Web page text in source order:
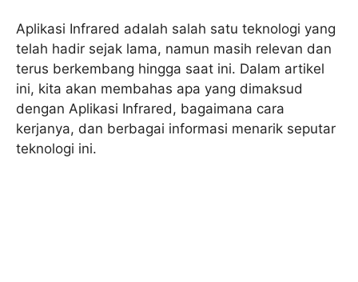
Aplikasi Infrared adalah salah satu teknologi yang
telah hadir sejak lama, namun masih relevan dan
terus berkembang hingga saat ini. Dalam artikel
ini, kita akan membahas apa yang dimaksud
dengan Aplikasi Infrared, bagaimana cara
kerjanya, dan berbagai informasi menarik seputar
teknologi ini.